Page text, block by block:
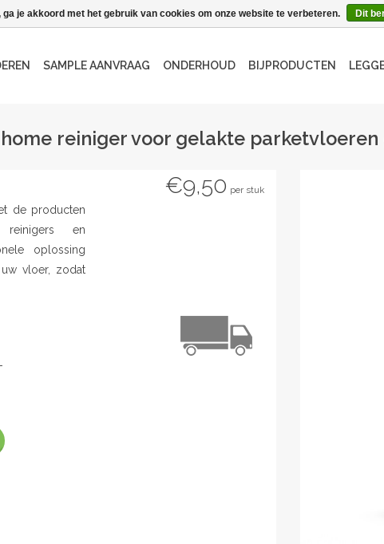
SAMPLE AANVRAAG ONDERHOUD BIJPRODUCTEN
reiniger voor gelakte parketvloeren
de producten
en
oplossing
vloer, zodat
€9,50 per stuk
je akkoord met het gebruik van cookies om onze website te verbeteren. Dit